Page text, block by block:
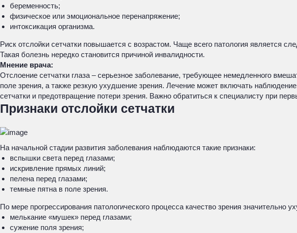
беременность;
физическое или эмоциональное перенапряжение;
интоксикация организма.
Риск отслойки сетчатки повышается с возрастом. Чаще всего патология является
Такая болезнь нередко становится причиной инвалидности.
Мнение врача:
Отслоение сетчатки глаза – серьезное заболевание, требующее немедленного
поле зрения, а также резкую ухудшение зрения. Лечение может включать
сетчатки и предотвращение потери зрения. Важно обратиться к специалисту при
Признаки отслойки сетчатки
На начальной стадии развития заболевания наблюдаются такие признаки:
вспышки света перед глазами;
искривление прямых линий;
пелена перед глазами;
темные пятна в поле зрения.
По мере прогрессирования патологического процесса качество зрения
мелькание «мушек» перед глазами;
сужение поля зрения;